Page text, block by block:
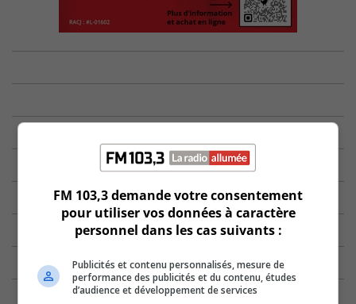
FM 103,3 demande votre consentement
pour utiliser vos données à caractère
personnel dans les cas suivants :
Publicités et contenu personnalisés, mesure de
performance des publicités et du contenu, études
d’audience et développement de services